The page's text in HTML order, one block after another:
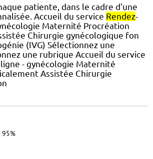
patiente, dans le cadre d'une
Accueil du service Rendez-
Maternité Procréation
Chirurgie gynécologique fon
(IVG) Sélectionnez une
une rubrique Accueil du service
- gynécologie Maternité
Assistée Chirurgie
95%